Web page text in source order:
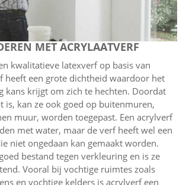
MET ACRYLAATVERF
kwalitatieve latexverf op basis van
heeft een grote dichtheid waardoor het
kans krijgt om zich te hechten. Doordat
is, kan ze ook goed op buitenmuren,
muur, worden toegepast. Een acrylverf
met water, maar de verf heeft wel een
niet ongedaan kan gemaakt worden.
bestand tegen verkleuring en is ze
Vooral bij vochtige ruimtes zoals
en vochtige kelders is acrylverf een